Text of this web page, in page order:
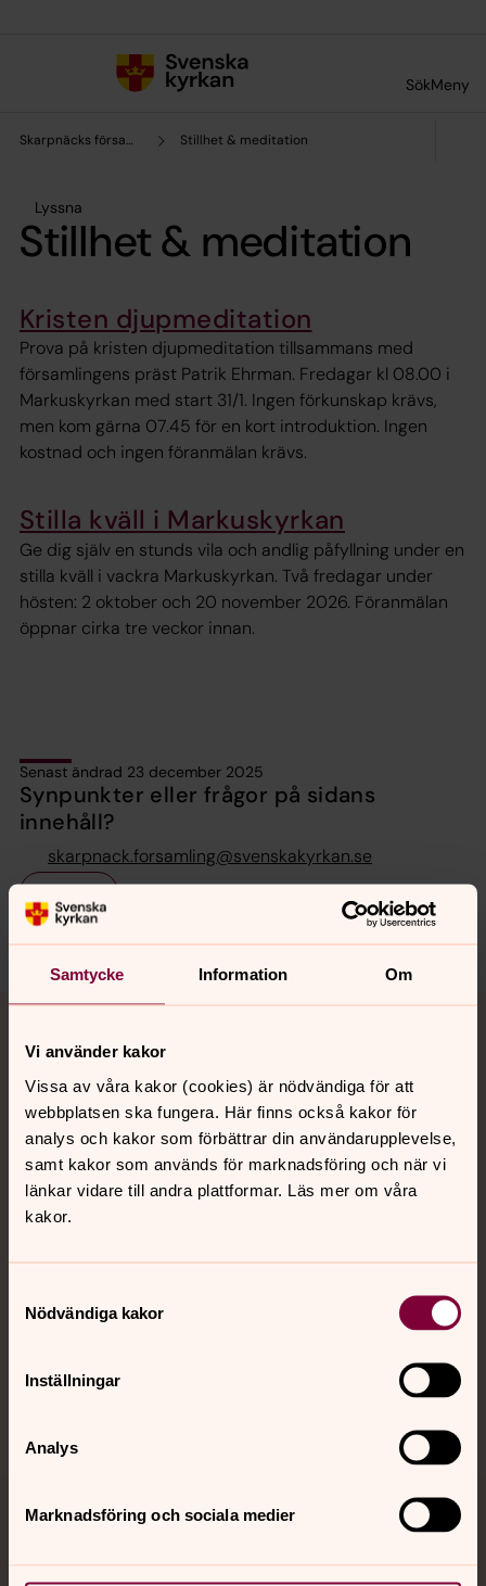
Samtycke Information Om
Vi använder kakor
Vissa av våra kakor (cookies) är nödvändiga för att
webbplatsen ska fungera. Här finns också kakor för
analys och kakor som förbättrar din användarupplevelse,
samt kakor som används för marknadsföring och när vi
länkar vidare till andra plattformar. Läs mer om våra
kakor.
Nödvändiga kakor
Inställningar
Analys
Marknadsföring och sociala medier
SökMeny
Skarpnäcks församling Stillhet & meditation
Lyssna
Stillhet & meditation
Kristen djupmeditation
Prova på kristen djupmeditation tillsammans med
församlingens präst Patrik Ehrman. Fredagar kl 08.00 i
Markuskyrkan med start 31/1. Ingen förkunskap krävs,
men kom gärna 07.45 för en kort introduktion. Ingen
kostnad och ingen föranmälan krävs.
Stilla kväll i Markuskyrkan
Ge dig själv en stunds vila och andlig påfyllning under en
stilla kväll i vackra Markuskyrkan. Två fredagar under
hösten: 2 oktober och 20 november 2026. Föranmälan
öppnar cirka tre veckor innan.
Senast ändrad 23 december 2025
Synpunkter eller frågor på sidans
innehåll?
skarpnack.forsamling@svenskakyrkan.se
Dela
Tillbaka till toppen
Tillbaka till innehållet
Kontakt
Kalender
Jourhavande präst
Akut samtals- och krisstöd. Prata eller chatta anonymt